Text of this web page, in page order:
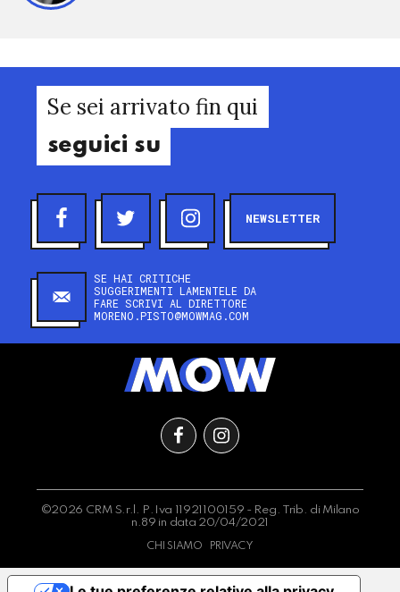
Se sei arrivato fin qui
seguici su
NEWSLETTER
SE HAI CRITICHE
SUGGERIMENTI LAMENTELE DA
FARE SCRIVI AL DIRETTORE
MORENO.PISTO@MOWMAG.COM
©2026 CRM S.r.l. P.Iva 11921100159 - Reg. Trib. di Milano
n.89 in data 20/04/2021
CHI SIAMO PRIVACY